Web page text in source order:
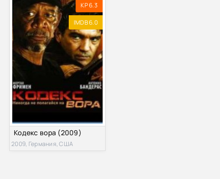
KP 6.3
IMDB 6.0
Кодекс вора (2009)
2009, Германия, США